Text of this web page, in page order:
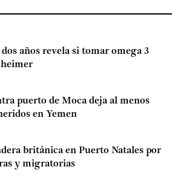
años revela si tomar omega 3
puerto de Moca deja al menos
en Yemen
británica en Puerto Natales por
y migratorias